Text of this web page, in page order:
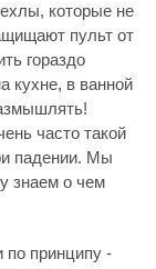
которые не
пульт от
гораздо
кухне, в ванной
часто такой
падении. Мы
знаем о чем
по принципу -